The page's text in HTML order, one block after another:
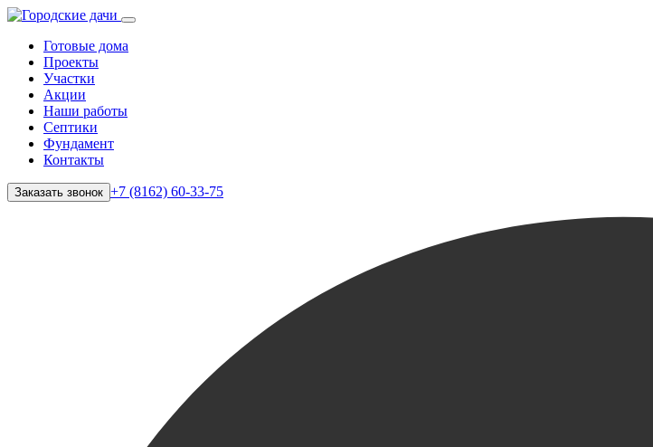
Готовые дома
Проекты
Участки
Акции
Наши работы
Септики
Фундамент
Контакты
Заказать звонок +7 (8162) 60-33-75